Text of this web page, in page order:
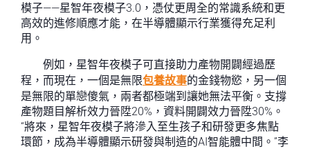
模子——星智年夜模子3.0，憑仗更周全的常識系統和更
高效的進修順應才能，在半導體顯示行業獲得充足利
用。
例如，星智年夜模子可直接助力產物開闢經過歷
程，而現在，一個是無限包養故事的金錢物慾，另一個
是無限的單戀傻氣，兩者都極端到讓她無法平衡。支撐
產物題目解析效力晉陞20%，資料開闢效力晉陞30%。
“將來，星智年夜模子將滲入至生孩子和研發更多焦點
環節，成為半導體顯示研發與制造的AI智能體中間。”李